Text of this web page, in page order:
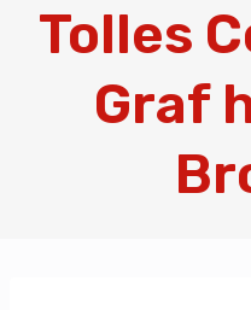
Tolles
Graf